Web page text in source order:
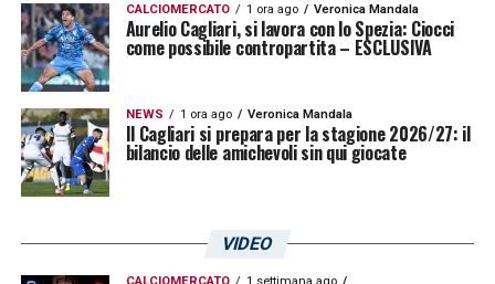
CALCIOMERCATO 1 ora ago Veronica Mandala
Aurelio Cagliari, si lavora con lo Spezia: Ciocci
come possibile contropartita – ESCLUSIVA
NEWS 1 ora ago Veronica Mandala
Il Cagliari si prepara per la stagione 2026/27: il
bilancio delle amichevoli sin qui giocate
VIDEO
CALCIOMERCATO 1 settimana ago